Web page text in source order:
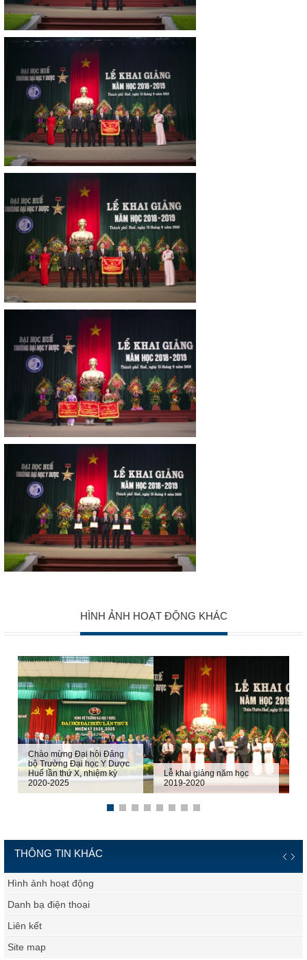
HÌNH ẢNH HOẠT ĐỘNG KHÁC
mừng Đại hội Đảng
Trường Đại học Y Dược
lần thứ X, nhiệm kỳ
2025
Lễ khai giảng năm học
2019-2020
Future
THÔNG TIN KHÁC
Hình ảnh hoạt động
Danh bạ điện thoại
Site map